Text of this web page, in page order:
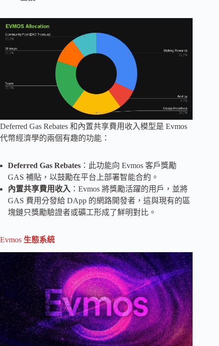
Deferred Gas Rebates 和內置共享費用收入模型是 Evmos
代幣經濟學的兩個有趣的功能：
Deferred Gas Rebates ：此功能向 Evmos 客戶獎勵
GAS 補貼，以鼓勵在平台上部署智能合約。
內置共享費用收入 ：Evmos 將獎勵活躍的用戶，並將
GAS 費用分發給 DApp 的網路開發者，這與現有的區
塊鏈只獎勵驗證者或礦工形成了鮮明對比。
Evmos 生態系統